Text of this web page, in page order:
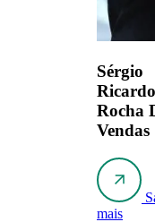
Sérgio
Ricardo
Rocha
Vendas
mais